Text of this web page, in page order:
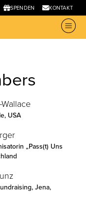
SPENDEN KONTAKT
USA
„Pass(t) Uns
,Jena,